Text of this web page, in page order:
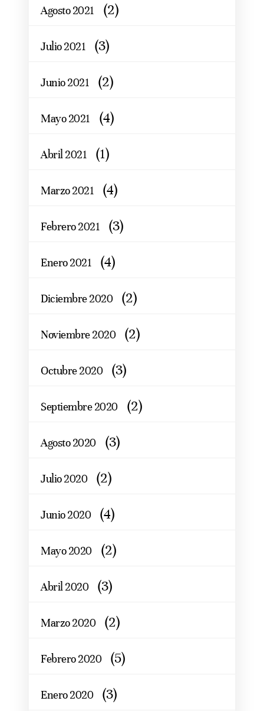
Agosto 2021 (2)
Julio 2021 (3)
Junio 2021 (2)
Mayo 2021 (4)
Abril 2021 (1)
Marzo 2021 (4)
Febrero 2021 (3)
Enero 2021 (4)
Diciembre 2020 (2)
Noviembre 2020 (2)
Octubre 2020 (3)
Septiembre 2020 (2)
Agosto 2020 (3)
Julio 2020 (2)
Junio 2020 (4)
Mayo 2020 (2)
Abril 2020 (3)
Marzo 2020 (2)
Febrero 2020 (5)
Enero 2020 (3)